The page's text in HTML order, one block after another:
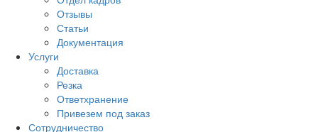
Отзывы
Статьи
Документация
Услуги
Доставка
Резка
Ответхранение
Привезем под заказ
Сотрудничество